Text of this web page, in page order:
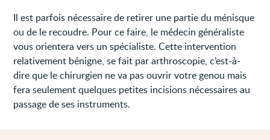
Il est parfois nécessaire de retirer une partie du ménisque
ou de le recoudre. Pour ce faire, le médecin généraliste
vous orientera vers un spécialiste. Cette intervention
relativement bénigne, se fait par arthroscopie, c’est-à-
dire que le chirurgien ne va pas ouvrir votre genou mais
fera seulement quelques petites incisions nécessaires au
passage de ses instruments.